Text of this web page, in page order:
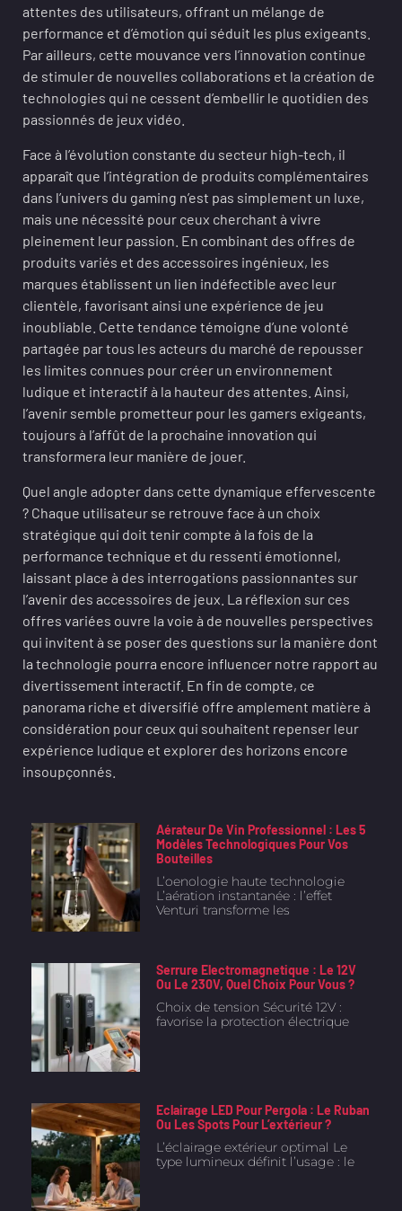
attentes des utilisateurs, offrant un mélange de
performance et d’émotion qui séduit les plus exigeants.
Par ailleurs, cette mouvance vers l’innovation continue
de stimuler de nouvelles collaborations et la création de
technologies qui ne cessent d’embellir le quotidien des
passionnés de jeux vidéo.
Face à l’évolution constante du secteur high-tech, il
apparaît que l’intégration de produits complémentaires
dans l’univers du gaming n’est pas simplement un luxe,
mais une nécessité pour ceux cherchant à vivre
pleinement leur passion. En combinant des offres de
produits variés et des accessoires ingénieux, les
marques établissent un lien indéfectible avec leur
clientèle, favorisant ainsi une expérience de jeu
inoubliable. Cette tendance témoigne d’une volonté
partagée par tous les acteurs du marché de repousser
les limites connues pour créer un environnement
ludique et interactif à la hauteur des attentes. Ainsi,
l’avenir semble prometteur pour les gamers exigeants,
toujours à l’affût de la prochaine innovation qui
transformera leur manière de jouer.
Quel angle adopter dans cette dynamique effervescente
? Chaque utilisateur se retrouve face à un choix
stratégique qui doit tenir compte à la fois de la
performance technique et du ressenti émotionnel,
laissant place à des interrogations passionnantes sur
l’avenir des accessoires de jeux. La réflexion sur ces
offres variées ouvre la voie à de nouvelles perspectives
qui invitent à se poser des questions sur la manière dont
la technologie pourra encore influencer notre rapport au
divertissement interactif. En fin de compte, ce
panorama riche et diversifié offre amplement matière à
considération pour ceux qui souhaitent repenser leur
expérience ludique et explorer des horizons encore
insoupçonnés.
Aérateur De Vin Professionnel : Les 5
Modèles Technologiques Pour Vos
Bouteilles
L’oenologie haute technologie
L’aération instantanée : l’effet
Venturi transforme les
Serrure Electromagnetique : Le 12V
Ou Le 230V, Quel Choix Pour Vous ?
Choix de tension Sécurité 12V :
favorise la protection électrique
Eclairage LED Pour Pergola : Le Ruban
Ou Les Spots Pour L’extérieur ?
L’éclairage extérieur optimal Le
type lumineux définit l’usage : le